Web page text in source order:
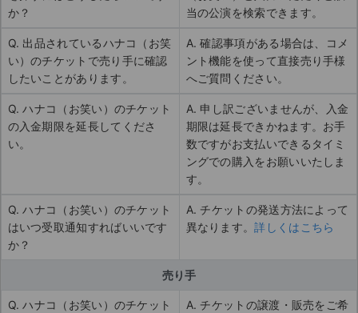
か？
当の公演を検索できます。
Q. 出品されているハナコ（お笑
い）のチケットで売り手に確認
したいことがあります。
A. 確認事項がある場合は、コメ
ント機能を使って直接売り手様
へご質問ください。
Q. ハナコ（お笑い）のチケット
の入金期限を延長してくださ
い。
A. 申し訳ございませんが、入金
期限は延長できかねます。お手
数ですがお支払いできるタイミ
ングでの購入をお願いいたしま
す。
Q. ハナコ（お笑い）のチケット
はいつ受取通知すればいいです
か？
A. チケットの発送方法によって
異なります。詳しくはこちら
売り手
Q. ハナコ（お笑い）のチケット
A. チケットの譲渡・販売をご希